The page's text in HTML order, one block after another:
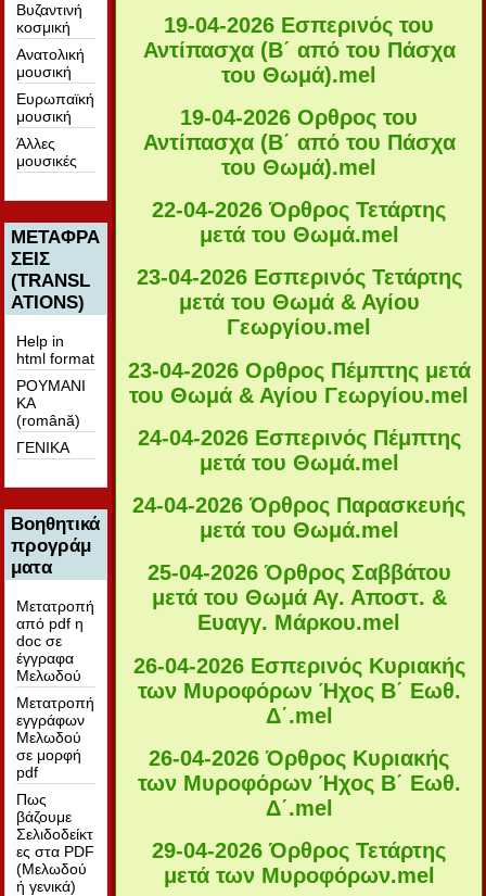
Βυζαντινή
κοσμική
Ανατολική
μουσική
Ευρωπαϊκή
μουσική
Άλλες
μουσικές
ΜΕΤΑΦΡΑ
ΣΕΙΣ
(TRANSL
ATIONS)
Help in
html format
ΡΟΥΜΑΝΙ
ΚΑ
(română)
ΓΕΝΙΚΑ
Βοηθητικά
προγράμ
ματα
Μετατροπή
από pdf η
doc σε
έγγραφα
Μελωδού
Μετατροπή
εγγράφων
Μελωδού
σε μορφή
pdf
Πως
βάζουμε
Σελιδοδείκτ
ες στα PDF
(Μελωδού
ή γενικά)
19-04-2026 Εσπερινός του
Αντίπασχα (Β΄ από του Πάσχα
του Θωμά).mel
19-04-2026 Ορθρος του
Αντίπασχα (Β΄ από του Πάσχα
του Θωμά).mel
22-04-2026 Όρθρος Τετάρτης
μετά του Θωμά.mel
23-04-2026 Εσπερινός Τετάρτης
μετά του Θωμά & Αγίου
Γεωργίου.mel
23-04-2026 Ορθρος Πέμπτης μετά
του Θωμά & Αγίου Γεωργίου.mel
24-04-2026 Εσπερινός Πέμπτης
μετά του Θωμά.mel
24-04-2026 Όρθρος Παρασκευής
μετά του Θωμά.mel
25-04-2026 Όρθρος Σαββάτου
μετά του Θωμά Αγ. Αποστ. &
Ευαγγ. Μάρκου.mel
26-04-2026 Εσπερινός Κυριακής
των Μυροφόρων Ήχος Β΄ Εωθ.
Δ΄.mel
26-04-2026 Όρθρος Κυριακής
των Μυροφόρων Ήχος Β΄ Εωθ.
Δ΄.mel
29-04-2026 Όρθρος Τετάρτης
μετά των Μυροφόρων.mel